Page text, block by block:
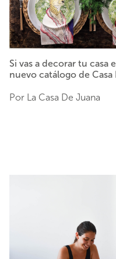
Si vas a decorar tu casa
nuevo catálogo de Casa
Por La Casa De Juana